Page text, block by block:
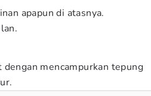
apapun di atasnya.
mencampurkan tepung